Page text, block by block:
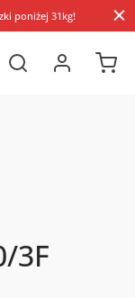
poniżej 31kg!
3F